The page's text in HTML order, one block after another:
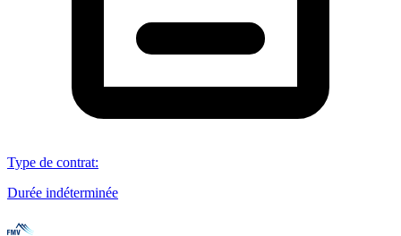
Type de contrat:
Durée indéterminée